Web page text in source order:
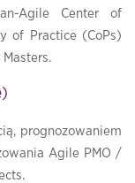
Agile Center of
of Practice (CoPs)
prognozowaniem
Agile PMO /